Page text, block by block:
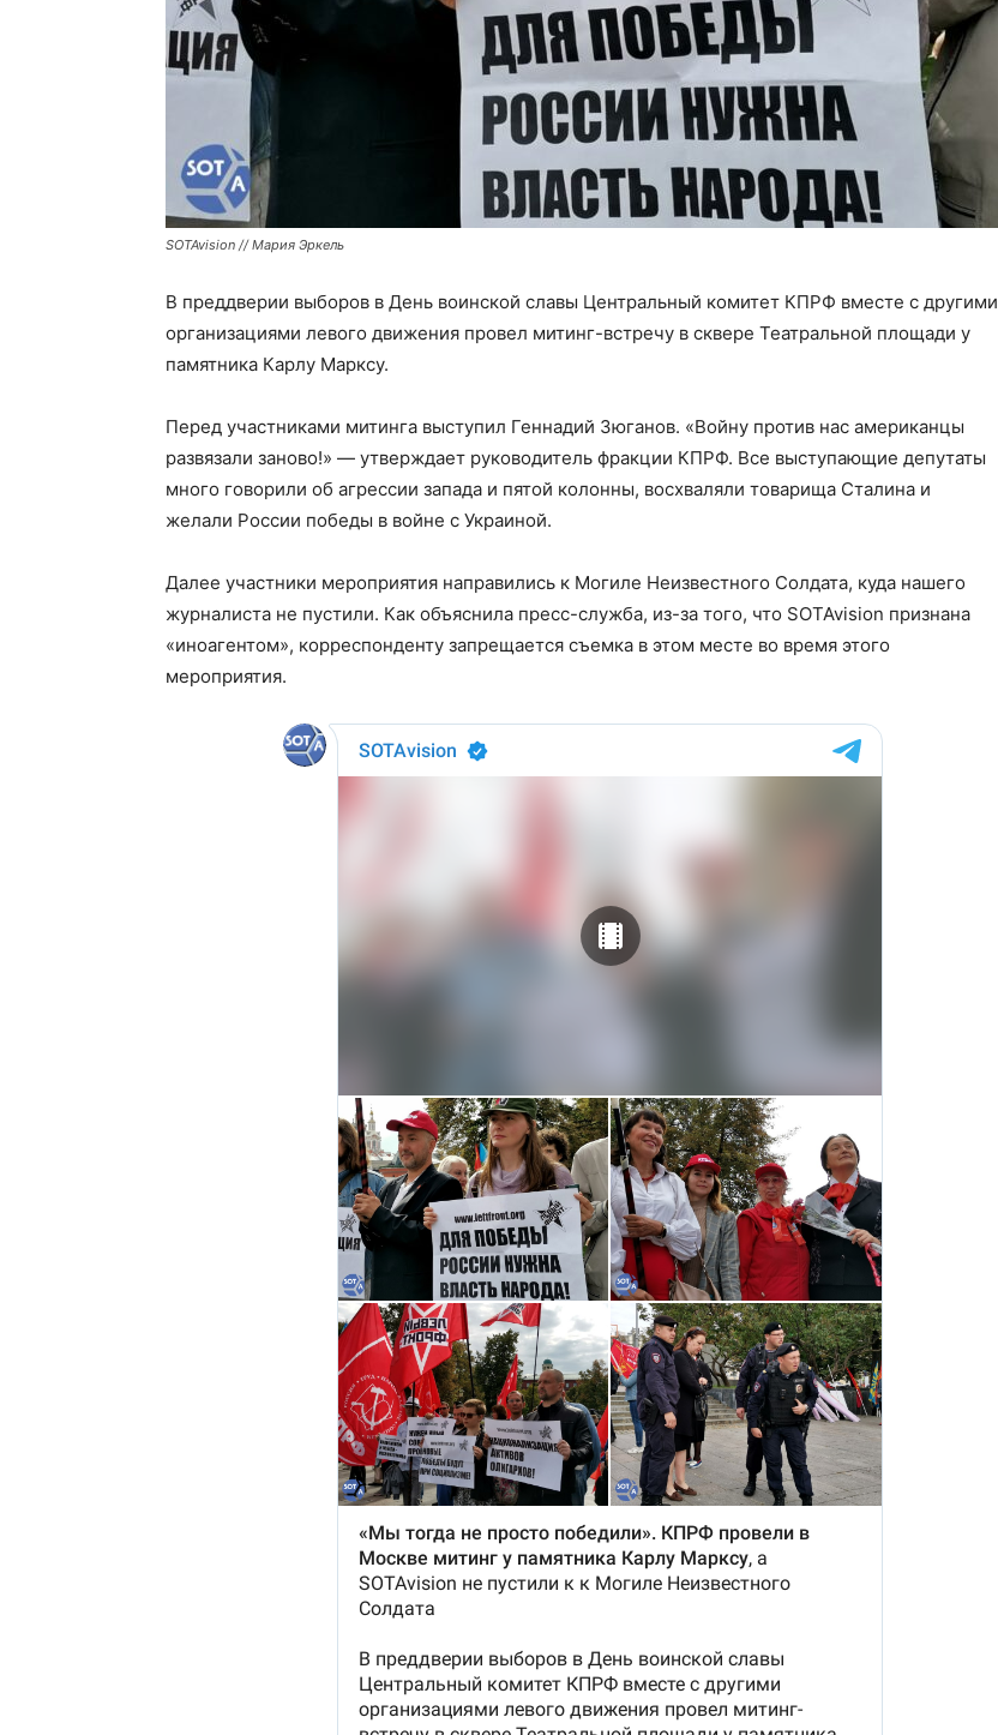
SOTAvision // Мария Эркель
В преддверии выборов в День воинской славы Центральный комитет КПРФ вместе с другими
организациями левого движения провел митинг-встречу в сквере Театральной площади у
памятника Карлу Марксу.
Перед участниками митинга выступил Геннадий Зюганов. «Войну против нас американцы
развязали заново!» — утверждает руководитель фракции КПРФ. Все выступающие депутаты
много говорили об агрессии запада и пятой колонны, восхваляли товарища Сталина и
желали России победы в войне с Украиной.
Далее участники мероприятия направились к Могиле Неизвестного Солдата, куда нашего
журналиста не пустили. Как объяснила пресс-служба, из-за того, что SOTAvision признана
«иноагентом», корреспонденту запрещается съемка в этом месте во время этого
мероприятия.